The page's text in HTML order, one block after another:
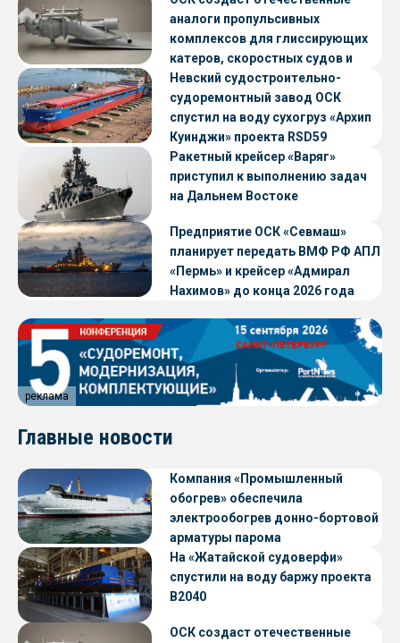
аналоги пропульсивных
комплексов для глиссирующих
катеров, скоростных судов и
судов с малой осадкой
Невский судостроительно-
судоремонтный завод ОСК
спустил на воду сухогруз «Архип
Куинджи» проекта RSD59
Ракетный крейсер «Варяг»
приступил к выполнению задач
на Дальнем Востоке
Предприятие ОСК «Севмаш»
планирует передать ВМФ РФ АПЛ
«Пермь» и крейсер «Адмирал
Нахимов» до конца 2026 года
реклама
Главные новости
Компания «Промышленный
обогрев» обеспечила
электрообогрев донно-бортовой
арматуры парома
«Петропавловск» проекта CNF22
На «Жатайской судоверфи»
спустили на воду баржу проекта
В2040
ОСК создаст отечественные